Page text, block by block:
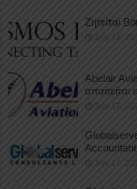
Ζητείται
July 18,
Abelair
απαιτείται
July 17,
July 17,